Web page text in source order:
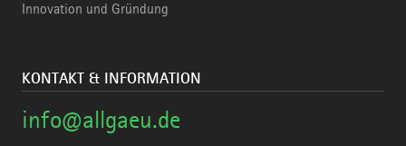
Innovation und Gründung
KONTAKT & INFORMATION
info@allgaeu.de